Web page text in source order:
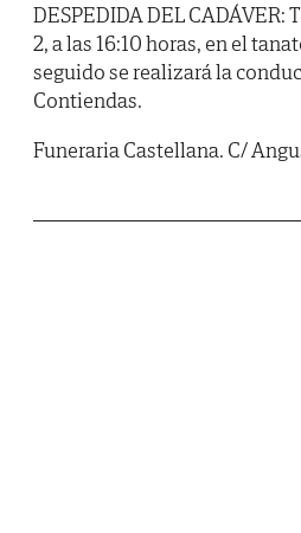
DESPEDIDA DEL
2, a las 16:10 horas, en el
seguido se realizará la
Contiendas.
Funeraria Castellana. C/